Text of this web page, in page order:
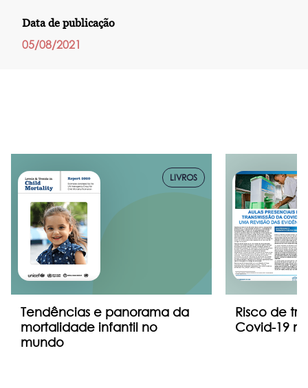
Data de publicação
05/08/2021
LIVROS
Tendências e panorama da
mortalidade infantil no
mundo
Risco de
Covid-19